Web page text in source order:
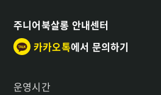
주니어북살롱 안내센터
카카오톡에서 문의하기
운영시간